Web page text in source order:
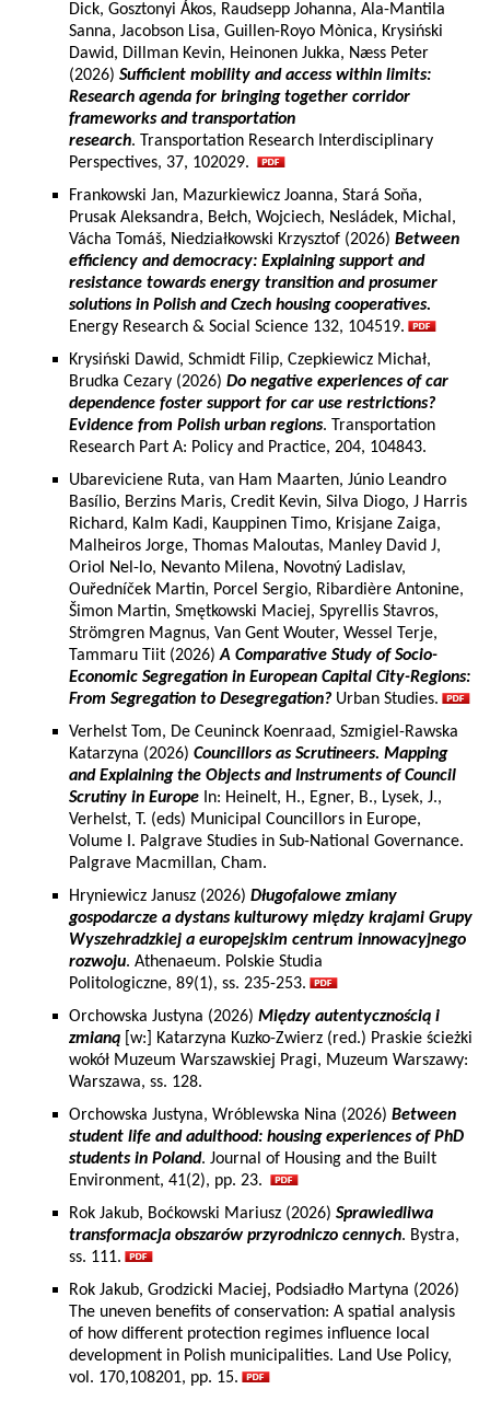
Dick, Gosztonyi Ákos, Raudsepp Johanna, Ala-Mantila
Sanna, Jacobson Lisa, Guillen-Royo Mònica, Krysiński
Dawid, Dillman Kevin, Heinonen Jukka, Næss Peter
(2026) Sufficient mobility and access within limits:
Research agenda for bringing together corridor
frameworks and transportation
research. Transportation Research Interdisciplinary
Perspectives, 37, 102029.
Frankowski Jan, Mazurkiewicz Joanna, Stará Soňa,
Prusak Aleksandra, Bełch, Wojciech, Nesládek, Michal,
Vácha Tomáš, Niedziałkowski Krzysztof (2026) Between
efficiency and democracy: Explaining support and
resistance towards energy transition and prosumer
solutions in Polish and Czech housing cooperatives.
Energy Research & Social Science 132, 104519.
Krysiński Dawid, Schmidt Filip, Czepkiewicz Michał,
Brudka Cezary (2026) Do negative experiences of car
dependence foster support for car use restrictions?
Evidence from Polish urban regions. Transportation
Research Part A: Policy and Practice, 204, 104843.
Ubareviciene Ruta, van Ham Maarten, Júnio Leandro
Basílio, Berzins Maris, Credit Kevin, Silva Diogo, J Harris
Richard, Kalm Kadi, Kauppinen Timo, Krisjane Zaiga,
Malheiros Jorge, Thomas Maloutas, Manley David J,
Oriol Nel-lo, Nevanto Milena, Novotný Ladislav,
Ouředníček Martin, Porcel Sergio, Ribardière Antonine,
Šimon Martin, Smętkowski Maciej, Spyrellis Stavros,
Strömgren Magnus, Van Gent Wouter, Wessel Terje,
Tammaru Tiit (2026)A Comparative Study of Socio-
Economic Segregation in European Capital City-Regions:
From Segregation to Desegregation? Urban Studies.
Verhelst Tom, De Ceuninck Koenraad, Szmigiel-Rawska
Katarzyna (2026) Councillors as Scrutineers. Mapping
and Explaining the Objects and Instruments of Council
Scrutiny in Europe In: Heinelt, H., Egner, B., Lysek, J.,
Verhelst, T. (eds) Municipal Councillors in Europe,
Volume I. Palgrave Studies in Sub-National Governance.
Palgrave Macmillan, Cham.
Hryniewicz Janusz (2026) Długofalowe zmiany
gospodarcze a dystans kulturowy między krajami Grupy
Wyszehradzkiej a europejskim centrum innowacyjnego
rozwoju. Athenaeum. Polskie Studia
Politologiczne, 89(1), ss. 235-253.
Orchowska Justyna (2026) Między autentycznością i
zmianą [w:] Katarzyna Kuzko-Zwierz (red.) Praskie ścieżki
wokół Muzeum Warszawskiej Pragi, Muzeum Warszawy:
Warszawa, ss. 128.
Orchowska Justyna, Wróblewska Nina (2026) Between
student life and adulthood: housing experiences of PhD
students in Poland. Journal of Housing and the Built
Environment, 41(2), pp. 23.
Rok Jakub, Boćkowski Mariusz (2026) Sprawiedliwa
transformacja obszarów przyrodniczo cennych. Bystra,
ss. 111.
Rok Jakub, Grodzicki Maciej, Podsiadło Martyna (2026)
The uneven benefits of conservation: A spatial analysis
of how different protection regimes influence local
development in Polish municipalities. Land Use Policy,
vol. 170,108201, pp. 15.